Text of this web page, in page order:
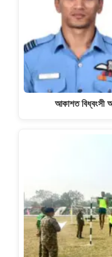
আকাশত বিধ্বংসী